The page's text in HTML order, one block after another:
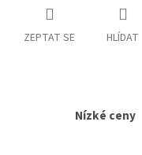
ZEPTAT SE HLÍDAT
Nízké ceny